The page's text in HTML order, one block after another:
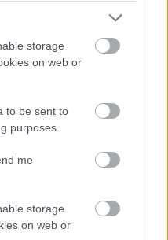
storage
on web or
to be sent to
purposes.
me
storage
on web or
Hivatalának
négyféle
egyre lesz